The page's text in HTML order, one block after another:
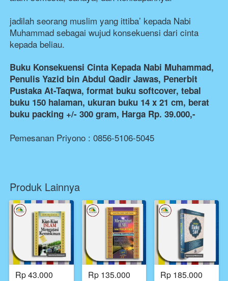
jadilah seorang muslim yang ittiba’ kepada Nabi
Muhammad sebagai wujud konsekuensi dari cinta
kepada beliau.
Buku Konsekuensi Cinta Kepada Nabi Muhammad,
Penulis Yazid bin Abdul Qadir Jawas, Penerbit
Pustaka At-Taqwa, format buku softcover, tebal
buku 150 halaman, ukuran buku 14 x 21 cm, berat
buku packing +/- 300 gram, Harga Rp. 39.000,-
Pemesanan Priyono : 0856-5106-5045
Produk Lainnya
Rp 43.000 Rp 135.000 Rp 185.000